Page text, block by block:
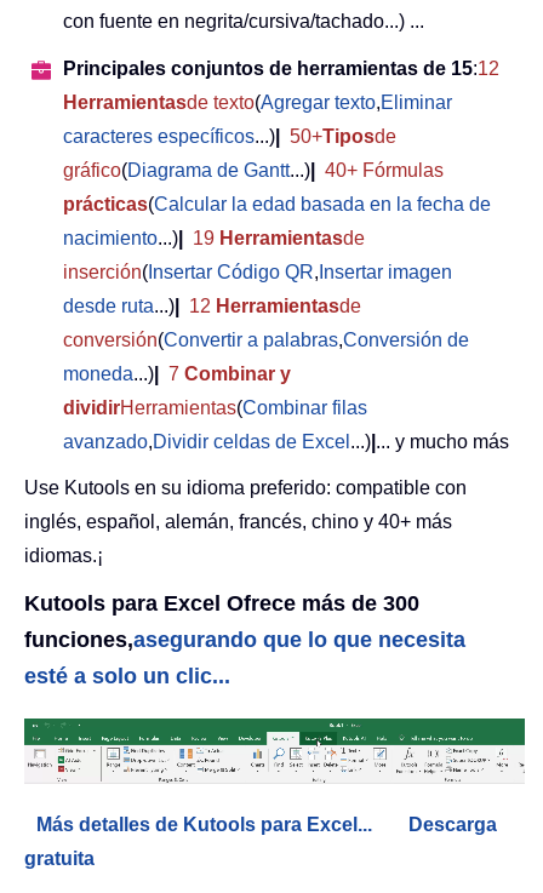
con fuente en negrita/cursiva/tachado...) ...
Principales conjuntos de herramientas de 15:12
Herramientasde texto(Agregar texto,Eliminar
caracteres específicos...) 50+Tiposde
gráfico(Diagrama de Gantt...)
40+ Fórmulas
prácticas(Calcular la edad basada en la fecha de
nacimiento...) 19 Herramientasde
inserción( Insertar Código QR, Insertar imagen
desde ruta...) 12 Herramientasde
conversión(Convertir a palabras,Conversión de
moneda...) 7 Combinar y
dividirHerramientas(Combinar filas
avanzado,Dividir celdas de Excel ...) ... y mucho más
Use Kutools en su idioma preferido: compatible con
inglés, español, alemán, francés, chino y 40+ más
idiomas.¡
Kutools para Excel Ofrece más de 300
funciones,asegurando que lo que necesita
esté a solo un clic...
Más detalles de Kutools para Excel...
Descarga
gratuita